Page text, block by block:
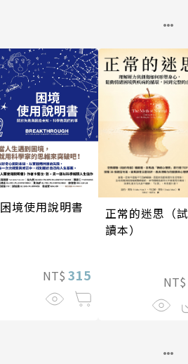
困境使用說明書
NT$ 315
正常的迷思（試
讀本）
NT$